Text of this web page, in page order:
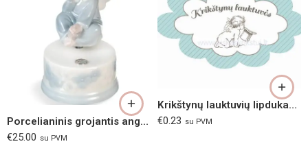
Porcelianinis grojantis angeliukas žydras
€25.00 su PVM
Krikštynų lauktuvių lipdukas “Melsvi Angelai”
€0.23 su PVM